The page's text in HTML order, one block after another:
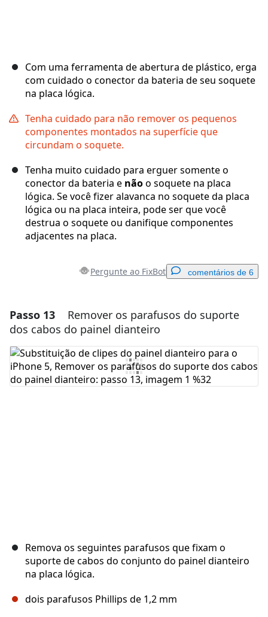
Com uma ferramenta de abertura de plástico, erga
com cuidado o conector da bateria de seu soquete
na placa lógica.
Tenha cuidado para não remover os pequenos
componentes montados na superfície que
circundam o soquete.
Tenha muito cuidado para erguer somente o
conector da bateria e nãoo soquete na placa
lógica. Se você fizer alavanca no soquete da placa
lógica ou na placa inteira, pode ser que você
destrua o soquete ou danifique componentes
adjacentes na placa.
Pergunte ao FixBot comentários de 6
Adicionar um comentário
Comentar
Passo 13
Remover os parafusos do suporte
dos cabos do painel dianteiro
Remova os seguintes parafusos que fixam o
suporte de cabos do conjunto do painel dianteiro
na placa lógica.
dois parafusos Phillips de 1,2 mm